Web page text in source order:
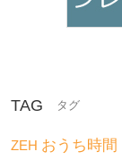
TAG
ZEH おうち時間